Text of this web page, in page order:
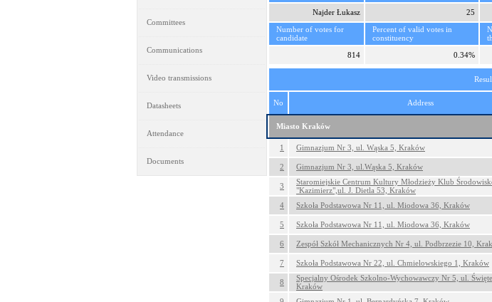
Committees
Communications
Video transmissions
Datasheets
Attendance
Documents
Najder Łukasz
25
Number of votes for
candidate
Percent of valid votes in
constituency
814 0.34%
No Address
Miasto Kraków
1 Gimnazjum Nr 3, ul. Wąska 5, Kraków
2 Gimnazjum Nr 3, ul.Wąska 5, Kraków
3
Staromiejskie Centrum Kultury Młodzieży Klub
"Kazimierz",ul. J. Dietla 53, Kraków
4 Szkoła Podstawowa Nr 11, ul. Miodowa 36, Kraków
5 Szkoła Podstawowa Nr 11, ul. Miodowa 36, Kraków
6 Zespół Szkół Mechanicznych Nr 4, ul. Podbrzezie 10,
7 Szkoła Podstawowa Nr 22, ul. Chmielowskiego 1, Kraków
8
Specjalny Ośrodek Szkolno-Wychowawczy Nr 5, ul.
Kraków